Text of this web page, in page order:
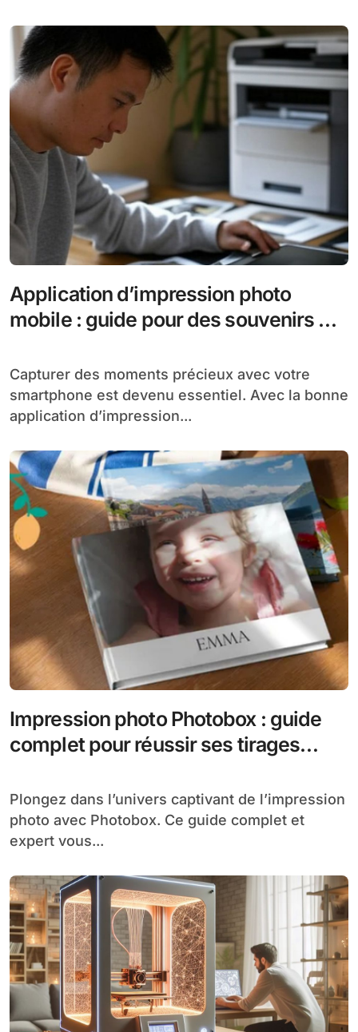
Application d’impression photo
mobile : guide pour des souvenirs de
Capturer des moments précieux avec votre
smartphone est devenu essentiel. Avec la bonne
application d’impression...
Impression photo Photobox : guide
complet pour réussir ses tirages
Plongez dans l’univers captivant de l’impression
photo avec Photobox. Ce guide complet et
expert vous...